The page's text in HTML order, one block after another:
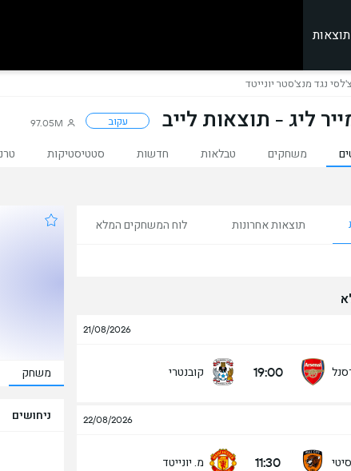
תוצאות
צ'לסי נגד מנצ'סטר יונייטד
ליג - תוצאות לייב עקוב 97.05M
משחקים טבלאות חדשות סטטיסטיקות
תוצאות אחרונות לוח המשחקים המלא
21/08/2026
19:00 קובנטרי
22/08/2026
11:30 מ. יונייטד
משחק
ניחושים
(2.5)